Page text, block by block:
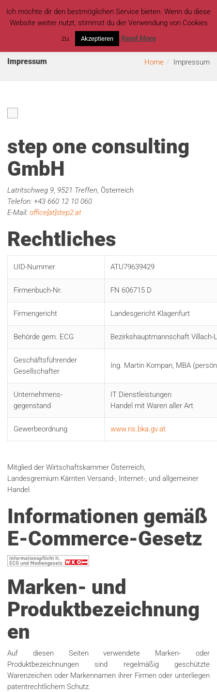
Impressum Home Impressum
step one consulting
GmbH
Latritschweg 9, 9521 Treffen, Österreich
Telefon: +43 660 12 10 060
E-Mail: office[at]step2.at
Rechtliches
UID-Nummer ATU79639429
Firmenbuch-Nr. FN 606715 D
Firmengericht Landesgericht Klagenfurt
Behörde gem. ECG Bezirkshauptmannschaft Villach-
Geschäftsführender
Gesellschafter
Ing. Martin Kompan, MBA
Unternehmens-
gegenstand
IT Dienstleistungen
Handel mit Waren aller Art
Gewerbeordnung www.ris.bka.gv.at
Mitglied der Wirtschaftskammer Österreich,
Landesgremium Kärnten Versand-, Internet-, und allgemeiner
Handel
Informationen gemäß
E-Commerce-Gesetz
Marken- und
Produktbezeichnung
en
Auf diesen Seiten verwendete Marken- oder
Produktbezeichnungen sind regelmäßig geschützte
Warenzeichen oder Markennamen ihrer Firmen oder unterliegen
patentrechtlichem Schutz.
Ich möchte dir den bestmöglichen Service bieten. Wenn du diese
Website weiter nutzt, stimmst du der Verwendung von Cookies
zu.
Akzeptieren Read More